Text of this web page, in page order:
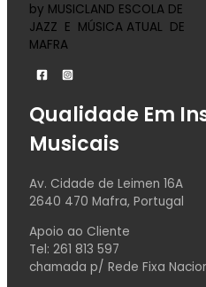
by MUSICLAND ESCOLA DE
JAZZ E MÚSICA ATUAL DE
MAFRA
Qualidade Em
Musicais
Av. Cidade de Leimen 16A
2640 470 Mafra, Portugal
Apoio ao Cliente
Tel: 261 813 597
chamada p/ Rede Fixa